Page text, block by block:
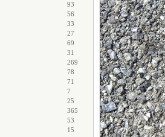
93
56
33
27
69
31
269
78
71
7
25
365
53
15